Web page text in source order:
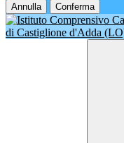
Annulla Conferma
di Castiglione d'Adda